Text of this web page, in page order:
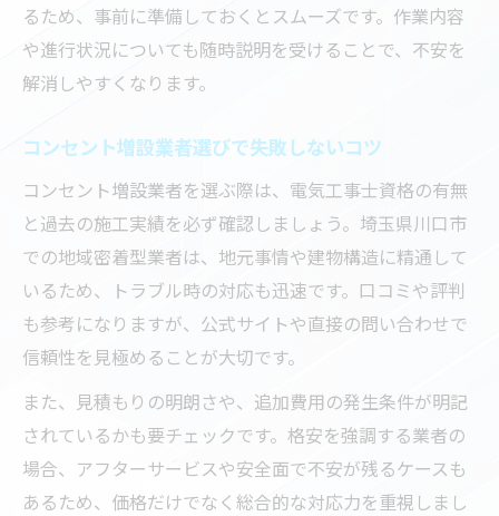
るため、事前に準備しておくとスムーズです。作業内容
や進行状況についても随時説明を受けることで、不安を
解消しやすくなります。
コンセント増設業者選びで失敗しないコツ
コンセント増設業者を選ぶ際は、電気工事士資格の有無
と過去の施工実績を必ず確認しましょう。埼玉県川口市
での地域密着型業者は、地元事情や建物構造に精通して
いるため、トラブル時の対応も迅速です。口コミや評判
も参考になりますが、公式サイトや直接の問い合わせで
信頼性を見極めることが大切です。
また、見積もりの明朗さや、追加費用の発生条件が明記
されているかも要チェックです。格安を強調する業者の
場合、アフターサービスや安全面で不安が残るケースも
あるため、価格だけでなく総合的な対応力を重視しまし